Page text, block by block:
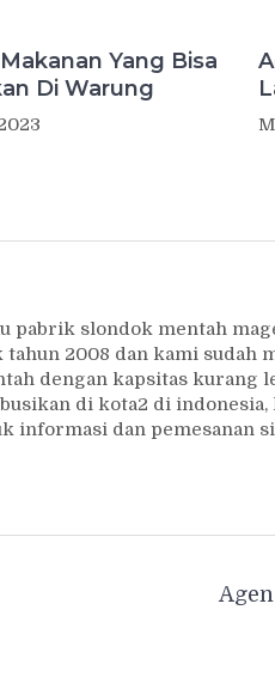
Yang Bisa
Di Warung
pabrik slondok mentah
tahun 2008 dan kami
dengan kapsitas kurang
di kota2 di indonesia,
informasi dan pemesanan